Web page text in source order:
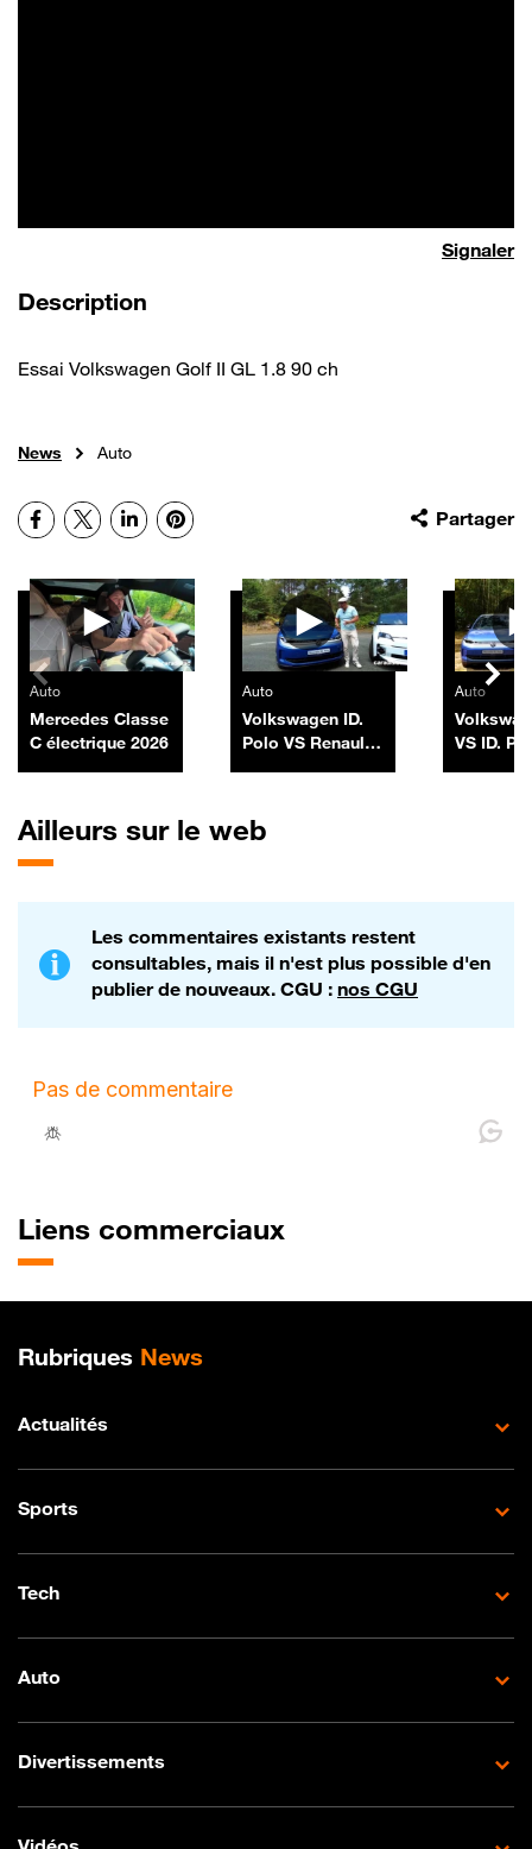
Signaler
Description
Essai Volkswagen Golf II GL 1.8 90 ch
News Auto
Partager
Facebook
X LinkedInPinterest
Autres vidéos
Auto
Mercedes Classe
C électrique 2026
Auto
Volkswagen ID.
Polo VS Renault
Auto
VS ID.
Ailleurs sur le web
Les commentaires existants restent
consultables, mais il n'est plus possible d'en
publier de nouveaux. CGU : nos CGU
Liens commerciaux
Plan de site
Rubriques News
Actualités
Sports
Tech
Auto
Divertissements